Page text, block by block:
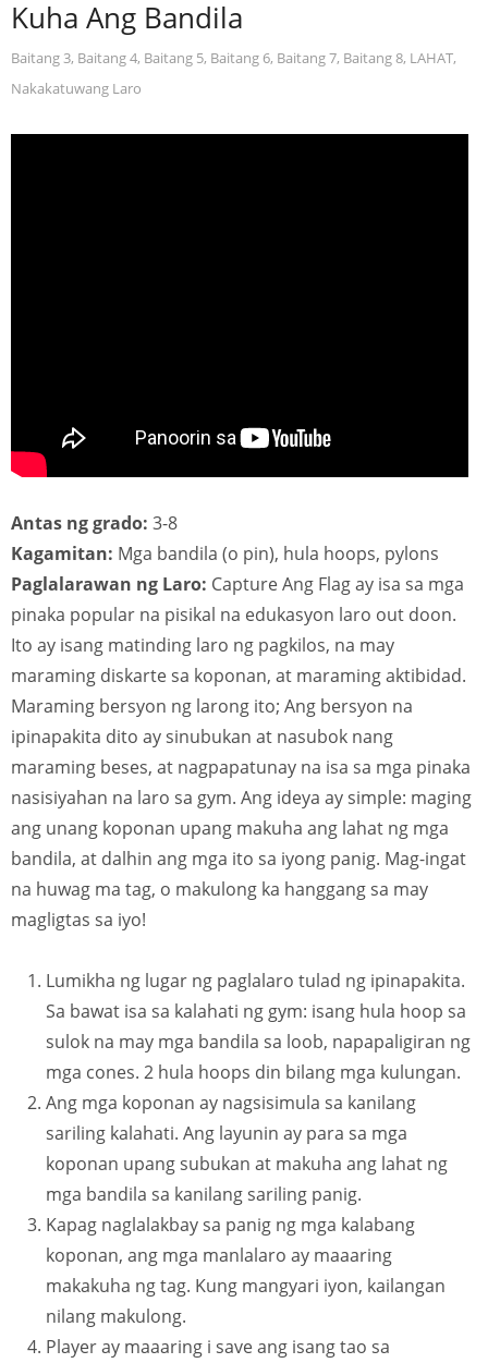
Kuha Ang Bandila
Baitang 3, Baitang 4, Baitang 5, Baitang 6, Baitang 7, Baitang 8, LAHAT,
Nakakatuwang Laro
Antas ng grado: 3-8
Kagamitan: Mga bandila (o pin), hula hoops, pylons
Paglalarawan ng Laro: Capture Ang Flag ay isa sa mga
pinaka popular na pisikal na edukasyon laro out doon.
Ito ay isang matinding laro ng pagkilos, na may
maraming diskarte sa koponan, at maraming aktibidad.
Maraming bersyon ng larong ito; Ang bersyon na
ipinapakita dito ay sinubukan at nasubok nang
maraming beses, at nagpapatunay na isa sa mga pinaka
nasisiyahan na laro sa gym. Ang ideya ay simple: maging
ang unang koponan upang makuha ang lahat ng mga
bandila, at dalhin ang mga ito sa iyong panig. Mag-ingat
na huwag ma tag, o makulong ka hanggang sa may
magligtas sa iyo!
Lumikha ng lugar ng paglalaro tulad ng ipinapakita.
Sa bawat isa sa kalahati ng gym: isang hula hoop sa
sulok na may mga bandila sa loob, napapaligiran ng
mga cones. 2 hula hoops din bilang mga kulungan.
Ang mga koponan ay nagsisimula sa kanilang
sariling kalahati. Ang layunin ay para sa mga
koponan upang subukan at makuha ang lahat ng
mga bandila sa kanilang sariling panig.
Kapag naglalakbay sa panig ng mga kalabang
koponan, ang mga manlalaro ay maaaring
makakuha ng tag. Kung mangyari iyon, kailangan
nilang makulong.
Player ay maaaring i save ang isang tao sa